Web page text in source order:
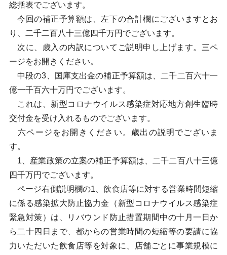
総括表でございます。
今回の補正予算額は、左下の合計欄にございますとお
り、二千二百八十三億四千万円でございます。
次に、歳入の内訳についてご説明申し上げます。三ペ
ージをお開きください。
中段の3、国庫支出金の補正予算額は、二千二百六十一
億一千百六十万円でございます。
これは、新型コロナウイルス感染症対応地方創生臨時
交付金を受け入れるものでございます。
六ページをお開きください。歳出の説明でございま
す。
1、産業政策の立案の補正予算額は、二千二百八十三億
四千万円でございます。
ページ右側説明欄の1、飲食店等に対する営業時間短縮
に係る感染拡大防止協力金（新型コロナウイルス感染症
緊急対策）は、リバウンド防止措置期間中の十月一日か
ら二十四日まで、都からの営業時間の短縮等の要請に協
力いただいた飲食店等を対象に、店舗ごとに事業規模に